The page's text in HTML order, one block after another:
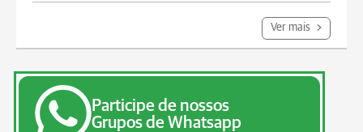
Ver mais
Participe de nossos
Grupos de Whatsapp